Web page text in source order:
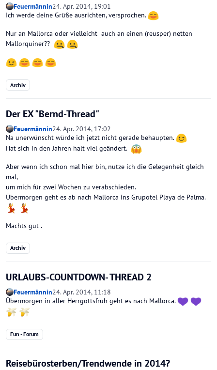
Feuermännin24. Apr. 2014, 19:01
Ich werde deine Grüße ausrichten, versprochen.
Nur an Mallorca oder vielleicht auch an einen (reusper) netten
Mallorquiner??
Archiv
Der EX "Bernd-Thread"
Feuermännin24. Apr. 2014, 17:02
Na unerwünscht würde ich jetzt nicht gerade behaupten.
Hat sich in den Jahren halt viel geändert.
Aber wenn ich schon mal hier bin, nutze ich die Gelegenheit gleich
mal,
um mich für zwei Wochen zu verabschieden.
Übermorgen geht es ab nach Mallorca ins Grupotel Playa de Palma.
Machts gut .
Archiv
URLAUBS-COUNTDOWN- THREAD 2
Feuermännin24. Apr. 2014, 11:18
Übermorgen in aller Herrgottsfrüh geht es nach Mallorca.
Fun - Forum
Reisebürosterben/Trendwende in 2014?